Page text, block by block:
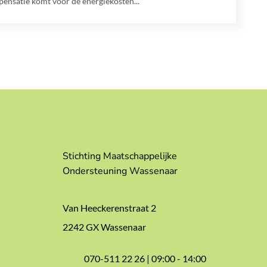
Stichting Maatschappelijke
Ondersteuning Wassenaar
Van Heeckerenstraat 2
2242 GX Wassenaar
070-511 22 26 |09:00 - 14:00